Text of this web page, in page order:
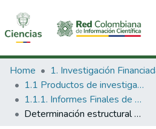
Communities & Collections
All of DSpace
Statistics
Home
1.1 Productos de investigación
1.1.1. Informes Finales de Proyectos de Investigación
Determinación estructural del complejo molecular formado por la 4-nitropiridina N-óxido y el ácido p-toluico